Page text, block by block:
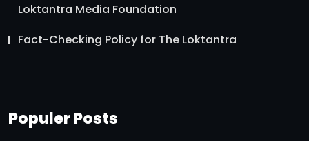
Loktantra Media Foundation
Fact-Checking Policy for The Loktantra
Populer Posts